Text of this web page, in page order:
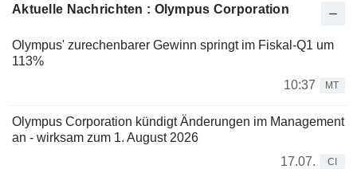
Aktuelle Nachrichten : Olympus Corporation
Olympus' zurechenbarer Gewinn springt im Fiskal-Q1 um
113%
10:37
MT
Olympus Corporation kündigt Änderungen im Management
an - wirksam zum 1. August 2026
17.07.
CI